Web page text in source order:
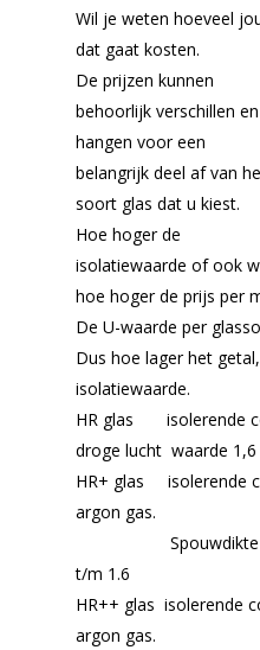
Wil je weten hoeveel
dat gaat kosten.
De prijzen kunnen
behoorlijk verschillen en
hangen voor een
belangrijk deel af van
soort glas dat u kiest.
Hoe hoger de
isolatiewaarde of ook
hoe hoger de prijs per
De U-waarde per
Dus hoe lager het
isolatiewaarde.
HR glas isolerende
droge lucht waarde 1,6
HR+ glas isolerende
argon gas.
Spouwdikte 9 t/
t/m 1.6
HR++ glas isolerende
argon gas.